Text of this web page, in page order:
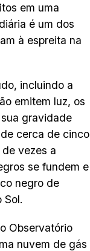
em uma
é um dos
à espreita na
incluindo a
emitem luz, os
gravidade
cerca de cinco
vezes a
se fundem e
negro de
Sol.
Observatório
nuvem de gás